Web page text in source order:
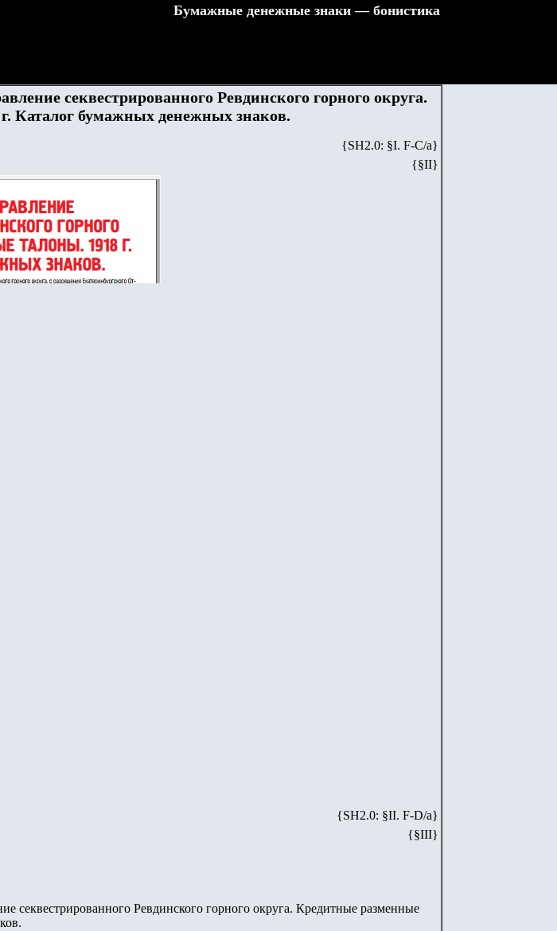
Бумажные денежные знаки — бонистика
секвестрированного Ревдинского горного округа.
Каталог бумажных денежных знаков.
{SH2.0: §I. F-С/а}
{§II}
{SH2.0: §II. F-D/а}
{§III}
секвестрированного Ревдинского горного округа. Кредитные разменные